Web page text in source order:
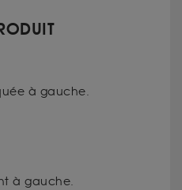
à gauche.
à gauche.